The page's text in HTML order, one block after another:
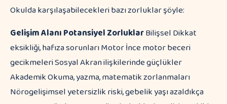
Okulda karşılaşabilecekleri bazı zorluklar şöyle:
Gelişim AlanıPotansiyel ZorluklarBilişsel Dikkat
eksikliği, hafıza sorunları Motor İnce motor beceri
gecikmeleri Sosyal Akran ilişkilerinde güçlükler
Akademik Okuma, yazma, matematik zorlanmaları
Nörogelişimsel yetersizlik riski, gebelik yaşı azaldıkça